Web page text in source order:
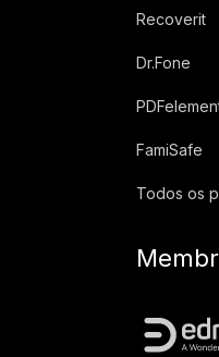
Recoverit
Dr.Fone
FamiSafe
Todos os